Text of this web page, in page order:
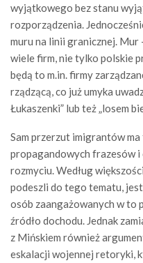
wyjątkowego bez stanu
rozporządzenia.
muru na linii granicznej. Mur
wiele firm, nie tylko polskie
będą to m.in. firmy
rządzącą, co już umyka
Łukaszenki” lub też „losem
Sam przerzut imigrantów
propagandowych frazesów
rozmyciu. Według
podeszli do tego tematu,
osób zaangażowanych w to
źródło dochodu. Jednak
z Mińskiem również
eskalacji wojennej retoryki,